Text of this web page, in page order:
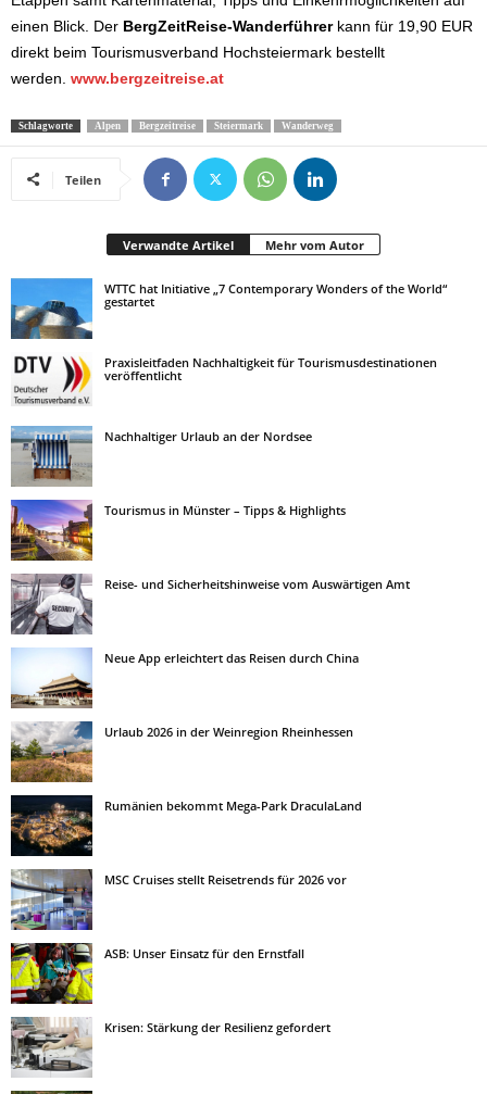
einen Blick. Der BergZeitReise-Wanderführerkann für 19,90 EUR
direkt beim Tourismusverband Hochsteiermark bestellt
werden. www.bergzeitreise.at
Schlagworte Alpen Bergzeitreise Steiermark Wanderweg
Teilen
Verwandte Artikel Mehr vom Autor
WTTC hat Initiative „7 Contemporary Wonders of the World“
gestartet
Praxisleitfaden Nachhaltigkeit für Tourismusdestinationen
veröffentlicht
Nachhaltiger Urlaub an der Nordsee
Tourismus in Münster – Tipps & Highlights
Reise- und Sicherheitshinweise vom Auswärtigen Amt
Neue App erleichtert das Reisen durch China
Urlaub 2026 in der Weinregion Rheinhessen
Rumänien bekommt Mega-Park DraculaLand
MSC Cruises stellt Reisetrends für 2026 vor
ASB: Unser Einsatz für den Ernstfall
Krisen: Stärkung der Resilienz gefordert